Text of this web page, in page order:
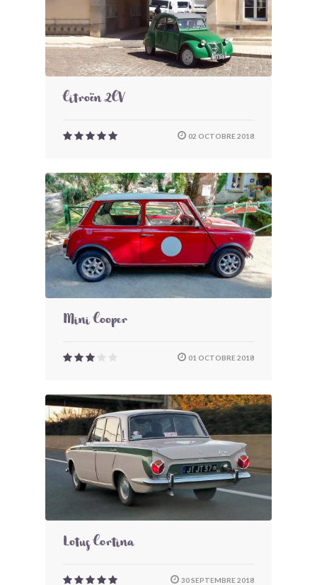
Citroën 2CV
02 OCTOBRE 2018
Mini Cooper
01 OCTOBRE 2018
Lotus Cortina
30 SEPTEMBRE 2018